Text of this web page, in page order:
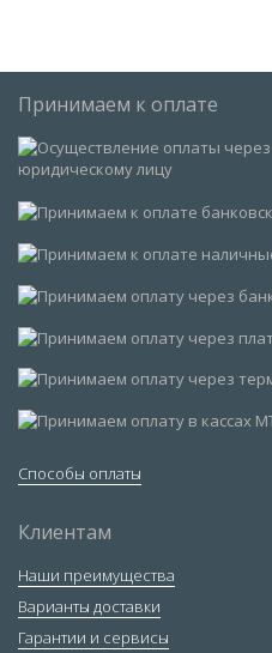
Принимаем к оплате
Способы оплаты
Клиентам
Наши преимущества
Варианты доставки
Гарантии и сервисы